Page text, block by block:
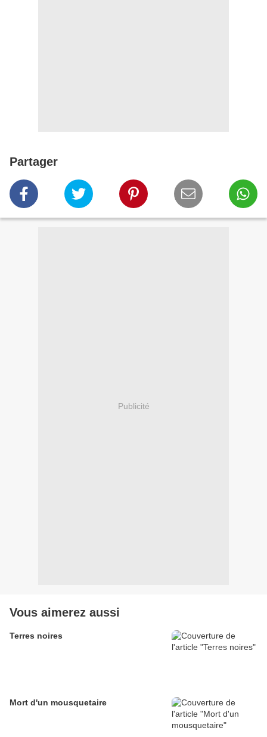
Partager
Publicité
Vous aimerez aussi
Terres noires
Mort d'un mousquetaire